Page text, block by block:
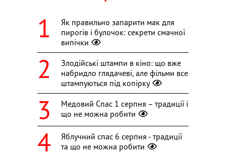
Як правильно запарити мак для
пирогів і булочок: секрети смачної
випічки
Злодійські штампи в кіно: що вже
набридло глядачеві, але фільми все
штампуються під копірку
Медовий Спас 1 серпня – традиції і
що не можна робити
Яблучний спас 6 серпня - традиції
та що не можна робити